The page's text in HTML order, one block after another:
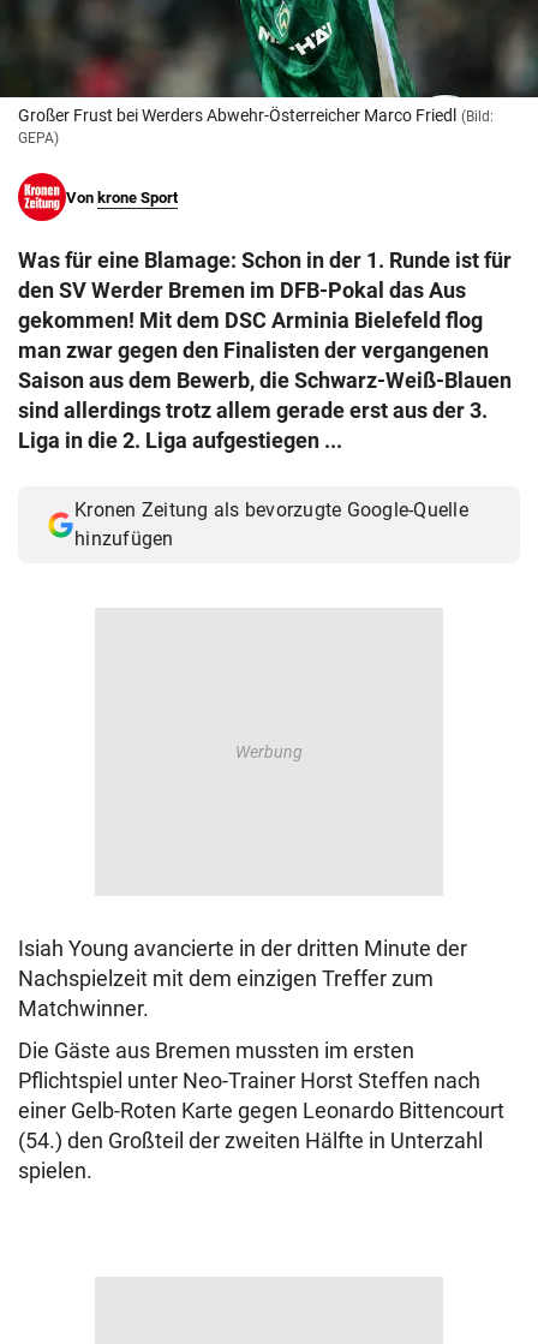
© Krone Multimedia GmbH & Co KG 2026
Muthgasse 2, 1190 Wien
Großer Frust bei Werders Abwehr-Österreicher Marco Friedl
(Bild:
GEPA)
Von krone Sport
Was für eine Blamage: Schon in der 1. Runde ist für
den SV Werder Bremen im DFB-Pokal das Aus
gekommen! Mit dem DSC Arminia Bielefeld flog
man zwar gegen den Finalisten der vergangenen
Saison aus dem Bewerb, die Schwarz-Weiß-Blauen
sind allerdings trotz allem gerade erst aus der 3.
Liga in die 2. Liga aufgestiegen ...
Kronen Zeitung als bevorzugte Google-Quelle
hinzufügen
Isiah Young avancierte in der dritten Minute der
Nachspielzeit mit dem einzigen Treffer zum
Matchwinner.
Die Gäste aus Bremen mussten im ersten
Pflichtspiel unter Neo-Trainer Horst Steffen nach
einer Gelb-Roten Karte gegen Leonardo Bittencourt
(54.) den Großteil der zweiten Hälfte in Unterzahl
spielen.